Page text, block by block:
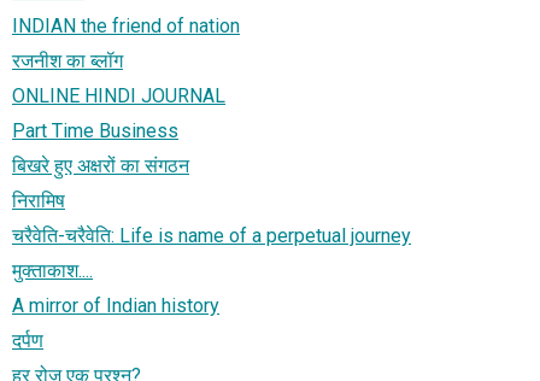
INDIAN the friend of nation
रजनीश का ब्लॉग
ONLINE HINDI JOURNAL
Part Time Business
बिखरे हुए अक्षरों का संगठन
निरामिष
चरैवेति-चरैवेति: Life is name of a perpetual journey
मुक्ताकाश....
A mirror of Indian history
दर्पण
हर रोज़ एक प्रश्न?